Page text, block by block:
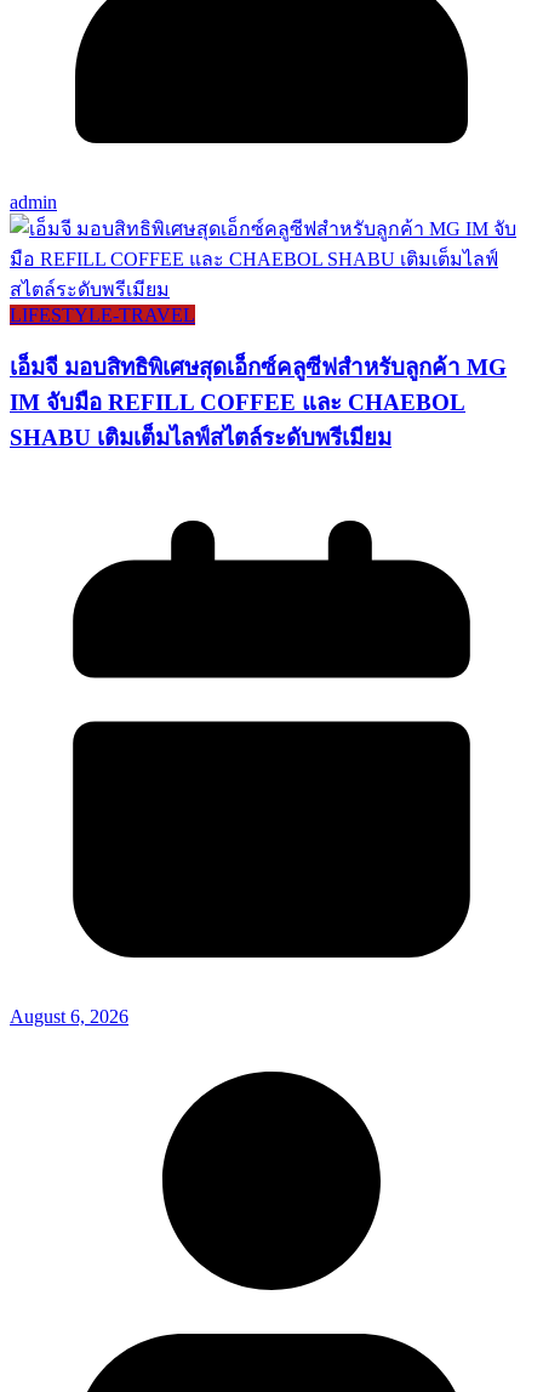
admin
LIFESTYLE​-TRAVEL​
เอ็มจี มอบสิทธิพิเศษสุดเอ็กซ์คลูซีฟสำหรับลูกค้า MG
IM จับมือ REFILL COFFEE และ CHAEBOL
SHABU เติมเต็มไลฟ์สไตล์ระดับพรีเมียม
August 6, 2026